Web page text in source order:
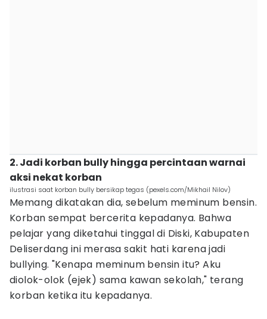
2. Jadi korban bully hingga percintaan warnai
aksi nekat korban
ilustrasi saat korban bully bersikap tegas (pexels.com/Mikhail Nilov)
Memang dikatakan dia, sebelum meminum bensin.
Korban sempat bercerita kepadanya. Bahwa
pelajar yang diketahui tinggal di Diski, Kabupaten
Deliserdang ini merasa sakit hati karena jadi
bullying. "Kenapa meminum bensin itu? Aku
diolok-olok (ejek) sama kawan sekolah," terang
korban ketika itu kepadanya.